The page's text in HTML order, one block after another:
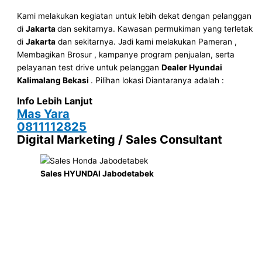
Kami melakukan kegiatan untuk lebih dekat dengan pelanggan
diJakartadan sekitarnya. Kawasan permukiman yang terletak
diJakarta dan sekitarnya. Jadi kami melakukan Pameran ,
Membagikan Brosur , kampanye program penjualan, serta
pelayanan test drive untuk pelangganDealer Hyundai
Kalimalang Bekasi . Pilihan lokasi Diantaranya adalah :
Info Lebih Lanjut
Mas Yara
0811112825
Digital Marketing / Sales Consultant
Sales HYUNDAI Jabodetabek